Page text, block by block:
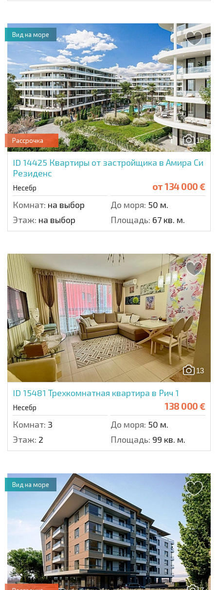
15
Рассрочка
ID 14425 Квартиры от застройщика в Амира Си
Резиденс
Несебр от134 000 €
Комнат: на выбор До моря: 50 м.
Этаж: на выбор Площадь: 67 кв. м.
Вид на море
13
ID 15481 Трехкомнатная квартира в Рич 1
Несебр 138 000 €
Комнат: 3 До моря: 50 м.
Этаж: 2 Площадь: 99 кв. м.
Вид на море